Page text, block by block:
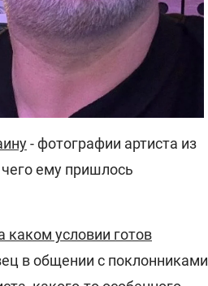
- фотографии артиста из
чего ему пришлось
каком условии готов
в общении с поклонниками